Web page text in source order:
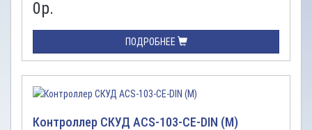
0р.
ПОДРОБНЕЕ
Контроллер СКУД ACS-103-CE-DIN (M)